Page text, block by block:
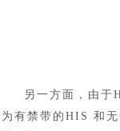
另一方面，由于
为有禁带的HIS 和